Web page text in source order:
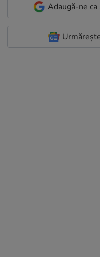
Adaugă-ne